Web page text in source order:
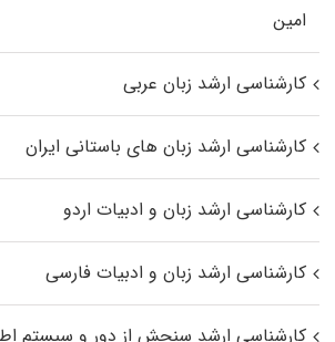
اﻣﻴﻦ
کارشناسی ارشد زبان عربی
کارشناسی ارشد زبان‌ های باستانی ایران
کارشناسی ارشد زبان و ادبیات اردو
کارشناسی ارشد زبان و ادبیات فارسی
کارشناسی ارشد سنجش از دور و سیستم